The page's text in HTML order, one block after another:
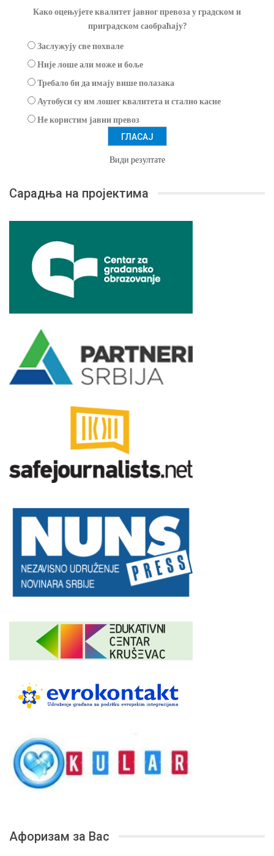
Како оцењујете квалитет јавног превоза у градском и
приградском саобраћају?
Заслужују све похвале
Није лоше али може и боље
Требало би да имају више полазака
Аутобуси су им лошег квалитета и стално касне
Не користим јавни превоз
Види резултате
Сарадња на пројектима
Афоризам за Вас